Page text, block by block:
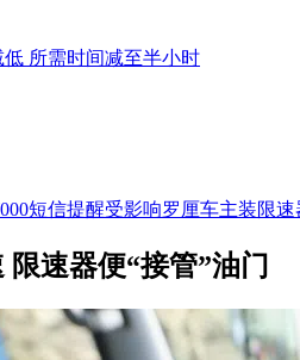
所需时间减至半小时
短信提醒受影响罗厘车主装限速
速器便“接管”油门